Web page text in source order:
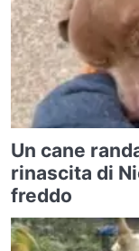
Un cane
rinascita di
freddo